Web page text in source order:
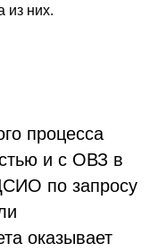
из них.
процесса
и с ОВЗ в
по запросу
оказывает